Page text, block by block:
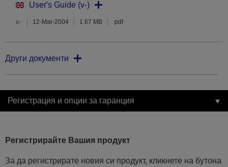
User's Guide (v-)
v.- 12-Mar-2004 1.67 MB .pdf
Други документи
Регистрация и опции за гаранция
Регистрирайте Вашия продукт
За да регистрирате новия си продукт, кликнете на бутона